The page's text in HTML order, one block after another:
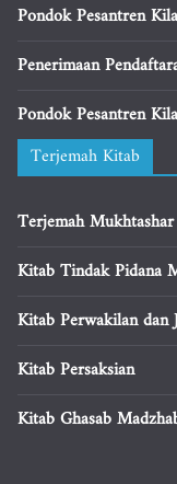
Pondok Pesantren
Penerimaan
Pondok Pesantren
Terjemah Kitab
Terjemah
Kitab Tindak Pidana
Kitab Perwakilan dan
Kitab Persaksian
Kitab Ghasab